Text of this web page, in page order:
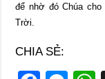
để nhờ đó Chúa
Trời.
CHIA SẺ: